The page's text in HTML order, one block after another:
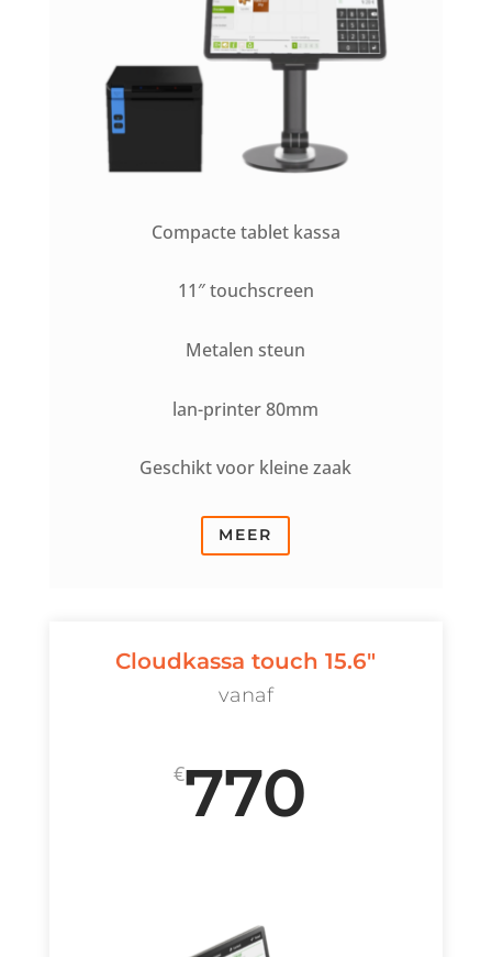
Compacte tablet kassa
11″ touchscreen
Metalen steun
lan-printer 80mm
Geschikt voor kleine zaak
MEER
Cloudkassa touch 15.6"
vanaf
€770